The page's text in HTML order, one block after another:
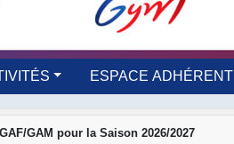
ESPACE ADHÉRENT
GAM pour la Saison 2026/2027